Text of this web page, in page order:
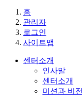
홈
관리자
로그인
사이트맵
센터소개
인사말
센터소개
미션과 비전